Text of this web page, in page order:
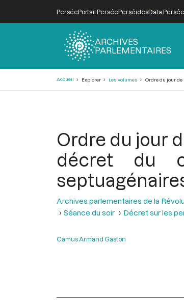
PerséePortail PerséePerséidesData Persée
ARCHIVES
PARLEMENTAIRES
Accueil Explorer Les volumes Ordre du jour
Ordre du jour
décret du
Archives parlementaires de la
Séance du soir
Décret sur les
Camus Armand Gaston